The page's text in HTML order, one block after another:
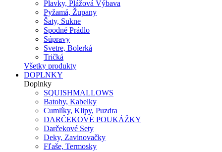
Plavky, Plážová Výbava
Pyžamá, Župany
Šaty, Sukne
Spodné Prádlo
Súpravy
Svetre, Bolerká
Tričká
Všetky produkty
DOPLNKY
Doplnky
SQUISHMALLOWS
Batohy, Kabelky
Cumlíky, Klipy, Puzdra
DARČEKOVÉ POUKÁŽKY
Darčekové Sety
Deky, Zavinovačky
Fľaše, Termosky